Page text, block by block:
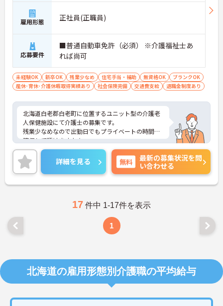
雇用形態 正社員(正職員)
応募要件
■普通自動車免許（必須） ※介護福祉士あ
れば尚可
未経験OK 新卒OK 残業少なめ 住宅手当・補助 無資格OK
ブランクOK
産休･育休･介護休暇取得実績あり
社会保険完備 交通費支給 退職金制度あり
北海道白老郡白老町に位置するユニット型の介護老
人保健施設にて介護士の募集です。
残業少なめなので出勤日でもプライベートの時間を
確保して頂けますよ★
また今回の募集は資格・経験不問◎経験者の方はも
ちろん、これから頑張りたい、チャレンジしたいと
いう方にもオススメの求人です。
福利厚生が整っていますので、安心してご就業して
いただけます！
詳細を見る 無料
最新の募集状況を問
い合わせる
17 件中 1-17件を表示
1
北海道の雇用形態別介護職の平均給与